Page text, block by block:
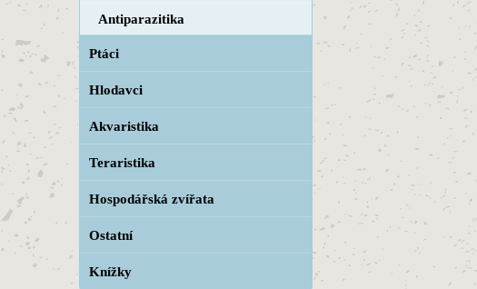
Antiparazitika
Ptáci
Hlodavci
Akvaristika
Teraristika
Hospodářská zvířata
Ostatní
Knížky